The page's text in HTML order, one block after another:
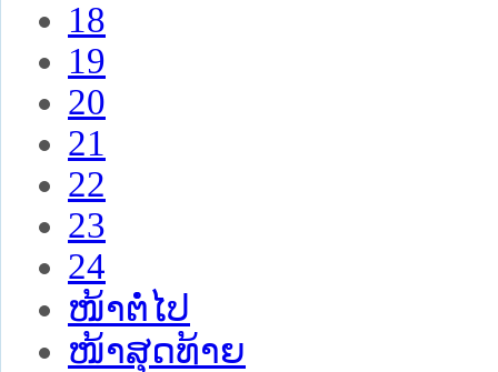
18
19
20
21
22
23
24
ໜ້າຕໍ່ໄປ
ໜ້າສຸດທ້າຍ